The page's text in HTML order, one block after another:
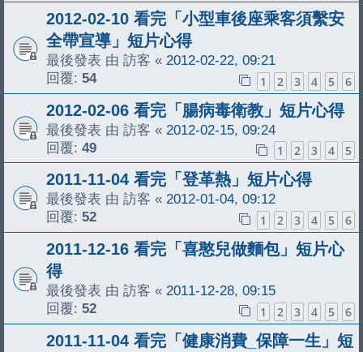
2012-02-10 看完「小型車後座乘客須繫安
全帶宣導」短片心得
最後發表 由 訪客 « 2012-02-22, 09:21
回覆: 54 1 2 3 4 5 6
2012-02-06 看完「腸病毒衛教」短片心得
最後發表 由 訪客 « 2012-02-15, 09:24
回覆: 49 1 2 3 4 5
2011-11-04 看完「登革熱」短片心得
最後發表 由 訪客 « 2012-01-04, 09:12
回覆: 52 1 2 3 4 5 6
2011-12-16 看完「喜憨兒做麵包」短片心
得
最後發表 由 訪客 « 2011-12-28, 09:15
回覆: 52 1 2 3 4 5 6
2011-11-04 看完「健康消費_保障一生」短